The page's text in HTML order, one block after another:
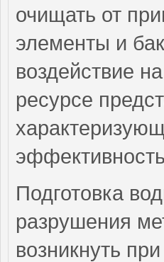
очищать от
элементы и
воздействие
ресурсе
Подготовка
разрушения
возникнуть